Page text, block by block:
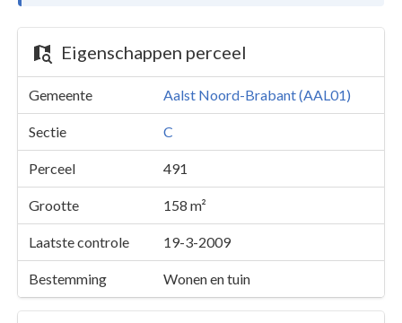
Eigenschappen perceel
Gemeente Aalst Noord-Brabant (AAL01)
Sectie C
Perceel 491
Grootte 158 m²
Laatste controle 19-3-2009
Bestemming Wonen en tuin